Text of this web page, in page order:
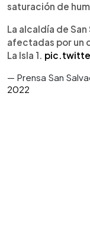
saturación de
La alcaldía de
afectadas por un
La Isla 1.
— Prensa San
2022